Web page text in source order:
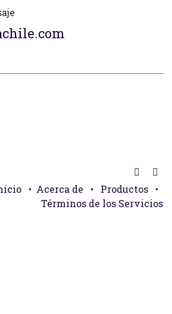
• Acerca de • Productos
•
Términos de los Servicios